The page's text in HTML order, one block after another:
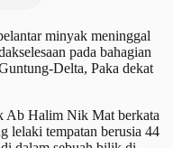
minyak meninggal
pada bahagian
Delta, Paka dekat
Ab Halim Nik Mat berkata
lelaki tempatan berusia 44